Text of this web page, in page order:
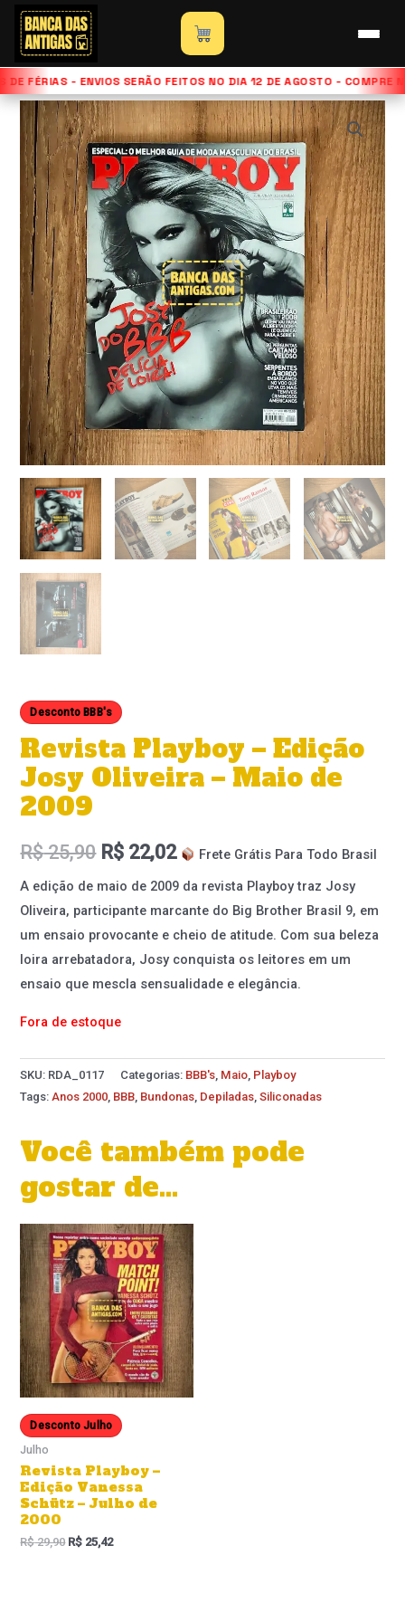
para
conteúdo
DE FÉRIAS - ENVIOS SERÃO FEITOS NO DIA 12 DE AGOSTO - COMPRE
Início»Loja
Revista Playboy – Edição Josy Oliveira –
Maio de 2009
Desconto BBB's
Revista Playboy – Edição
Josy Oliveira – Maio de
2009
R$25,90 R$ 22,02
Frete Grátis Para Todo Brasil
A edição de maio de 2009 da revista Playboy traz Josy
Oliveira, participante marcante do Big Brother Brasil 9, em
um ensaio provocante e cheio de atitude. Com sua beleza
loira arrebatadora, Josy conquista os leitores em um
ensaio que mescla sensualidade e elegância.
Fora de estoque
SKU: RDA_0117 Categorias: BBB's, Maio, Playboy
Tags:Anos 2000, BBB, Bundonas, Depiladas,Siliconadas
Você também pode
gostar de…
Desconto Julho
Julho
Revista Playboy –
Edição Vanessa
Schütz – Julho de
2000
R$29,90 R$ 25,42